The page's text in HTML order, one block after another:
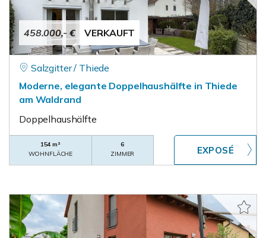
458.000,- € VERKAUFT
Salzgitter / Thiede
Moderne, elegante Doppelhaushälfte in Thiede
am Waldrand
Doppelhaushälfte
154 m²
WOHNFLÄCHE
6
ZIMMER